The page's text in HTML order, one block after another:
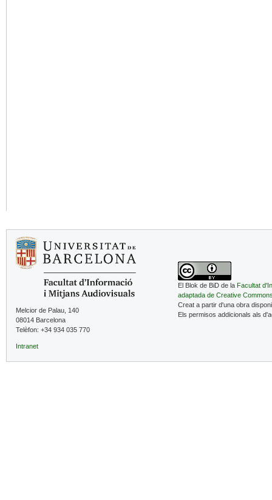
Melcior de Palau, 140
08014 Barcelona
Telèfon: +34 934 035 770
Intranet
El Blok de BiD de la Facultat
adaptada de Creative
Creat a partir d'una obra
Els permisos addicionals als